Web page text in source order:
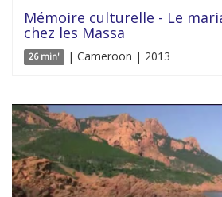
Mémoire culturelle - Le
chez les Massa
26 min' | Cameroon | 2013